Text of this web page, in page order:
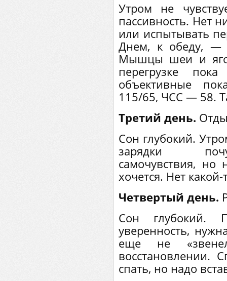
Утром не
пассивность. Нет
или испытывать
Днем, к обеду, —
Мышцы шеи и
перегрузке
объективные
115/65, ЧСС — 58.
Третий день.
Сон глубокий.
зарядки
самочувствия, но
хочется. Нет
Четвертый день.
Сон глубокий.
уверенность,
еще не
восстановлении.
спать, но надо